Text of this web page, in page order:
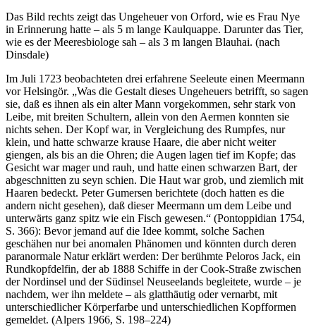
Das Bild rechts zeigt das Ungeheuer von Orford, wie es Frau Nye
in Erinnerung hatte – als 5 m lange Kaulquappe. Darunter das Tier,
wie es der Meeresbiologe sah – als 3 m langen Blauhai. (nach
Dinsdale)
Im Juli 1723 beobachteten drei erfahrene Seeleute einen Meermann
vor Helsingör. „Was die Gestalt dieses Ungeheuers betrifft, so sagen
sie, daß es ihnen als ein alter Mann vorgekommen, sehr stark von
Leibe, mit breiten Schultern, allein von den Aermen konnten sie
nichts sehen. Der Kopf war, in Vergleichung des Rumpfes, nur
klein, und hatte schwarze krause Haare, die aber nicht weiter
giengen, als bis an die Ohren; die Augen lagen tief im Kopfe; das
Gesicht war mager und rauh, und hatte einen schwarzen Bart, der
abgeschnitten zu seyn schien. Die Haut war grob, und ziemlich mit
Haaren bedeckt. Peter Gumersen berichtete (doch hatten es die
andern nicht gesehen), daß dieser Meermann um dem Leibe und
unterwärts ganz spitz wie ein Fisch gewesen.“ (Pontoppidian 1754,
S. 366): Bevor jemand auf die Idee kommt, solche Sachen
geschähen nur bei anomalen Phänomen und könnten durch deren
paranormale Natur erklärt werden: Der berühmte Peloros Jack, ein
Rundkopfdelfin, der ab 1888 Schiffe in der Cook-Straße zwischen
der Nordinsel und der Südinsel Neuseelands begleitete, wurde – je
nachdem, wer ihn meldete – als glatthäutig oder vernarbt, mit
unterschiedlicher Körperfarbe und unterschiedlichen Kopfformen
gemeldet. (Alpers 1966, S. 198–224)